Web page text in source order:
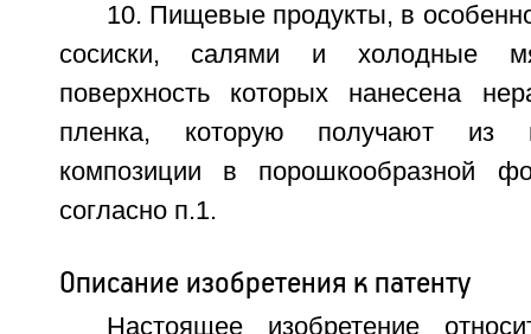
10. Пищевые продукты, в
сосиски, салями и холодные
поверхность которых нанесена
пленка, которую получают из
композиции в порошкообразной
согласно п.1.
Описание изобретения к патенту
Настоящее изобретение